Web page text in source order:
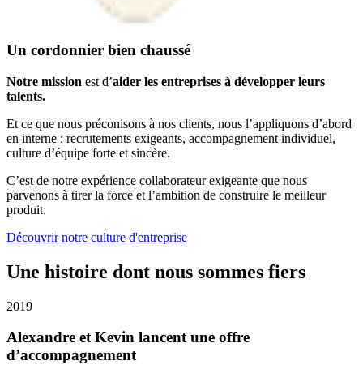
Un cordonnier bien chaussé
Notre mission est d’aider les entreprises à développer leurs
talents.
Et ce que nous préconisons à nos clients, nous l’appliquons d’abord
en interne : recrutements exigeants, accompagnement individuel,
culture d’équipe forte et sincère.
C’est de notre expérience collaborateur exigeante que nous
parvenons à tirer la force et l’ambition de construire le meilleur
produit.
Découvrir notre culture d'entreprise
Une histoire dont nous sommes fiers
2019
Alexandre et Kevin lancent une offre
d’accompagnement